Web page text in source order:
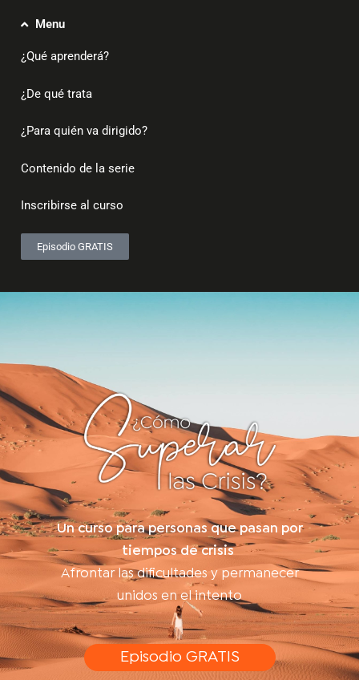
Menu
¿Qué aprenderá?
¿De qué trata
¿Para quién va dirigido?
Contenido de la serie
Inscribirse al curso
Episodio GRATIS
Un curso para personas que pasan por
tiempos de crisis
Afrontar las dificultades y permanecer
unidos en el intento
Episodio GRATIS